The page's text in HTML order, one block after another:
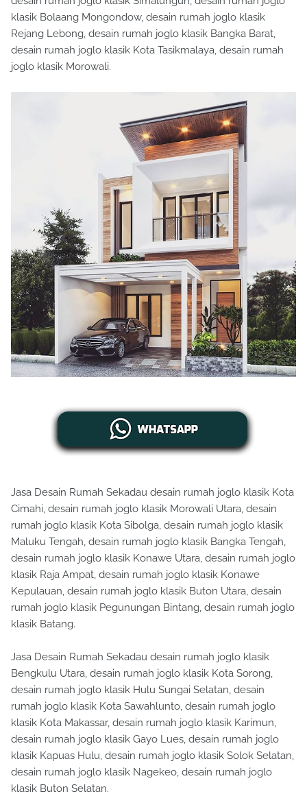
klasik Bolaang Mongondow, desain rumah joglo klasik
Rejang Lebong, desain rumah joglo klasik Bangka Barat,
desain rumah joglo klasik Kota Tasikmalaya, desain rumah
joglo klasik Morowali.
Jasa Desain Rumah Sekadau desain rumah joglo klasik Kota
Cimahi, desain rumah joglo klasik Morowali Utara, desain
rumah joglo klasik Kota Sibolga, desain rumah joglo klasik
Maluku Tengah, desain rumah joglo klasik Bangka Tengah,
desain rumah joglo klasik Konawe Utara, desain rumah joglo
klasik Raja Ampat, desain rumah joglo klasik Konawe
Kepulauan, desain rumah joglo klasik Buton Utara, desain
rumah joglo klasik Pegunungan Bintang, desain rumah joglo
klasik Batang.
Jasa Desain Rumah Sekadau desain rumah joglo klasik
Bengkulu Utara, desain rumah joglo klasik Kota Sorong,
desain rumah joglo klasik Hulu Sungai Selatan, desain
rumah joglo klasik Kota Sawahlunto, desain rumah joglo
klasik Kota Makassar, desain rumah joglo klasik Karimun,
desain rumah joglo klasik Gayo Lues, desain rumah joglo
klasik Kapuas Hulu, desain rumah joglo klasik Solok Selatan,
desain rumah joglo klasik Nagekeo, desain rumah joglo
klasik Buton Selatan.